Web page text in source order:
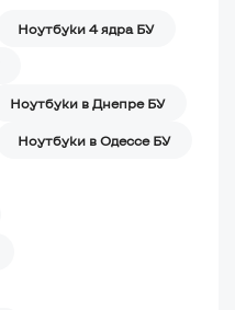
Ноутбуки 4 ядра БУ
Ноутбуки в Днепре БУ
Ноутбуки в Одессе БУ